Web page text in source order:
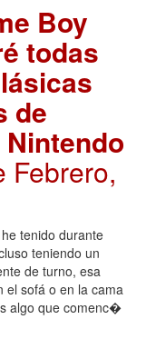
Boy
todas
de
Febrero,
tenido durante
teniendo un
de turno, esa
el sofá o en la cama
algo que comenc�